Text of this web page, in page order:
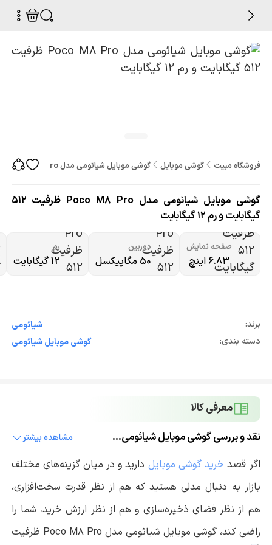
فروشگاه مبیت گوشی موبایل گوشی موبایل شیائومی مدل Poco M8 Pro ظرفیت 512 گیگابایت و رم 12 گیگابایت
گوشی موبایل شیائومی مدل Poco M8 Pro ظرفیت 512
گیگابایت و رم 12 گیگابایت
صفحه نمایش
۶.۸۳ اینچ
دوربین
50 مگاپیکسل
رم
12 گیگابایت
برند:
شیائومی
دسته بندی:
گوشی موبایل شیائومی
معرفی کالا
نقد و بررسی گوشی موبایل شیائومی مدل Poco M8 Pro ظرفیت 512 گیگابایت و رم 12 گیگابایت
مشاهده بیشتر
اگر قصدخرید گوشی موبایل دارید و در میان گزینه‌های مختلف
بازار به دنبال مدلی هستید که هم از نظر قدرت سخت‌افزاری،
هم از نظر فضای ذخیره‌سازی و هم از نظر ارزش خرید، شما را
راضی کند، گوشی موبایل شیائومی مدل Poco M8 Pro ظرفیت